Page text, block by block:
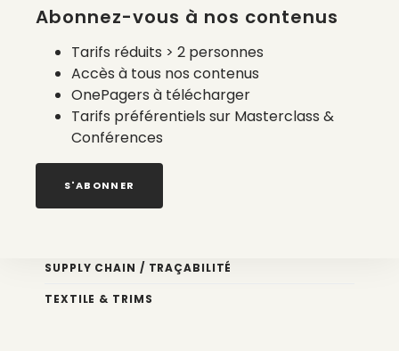
Éco conception
SUPPLY CHAIN / TRAÇABILITÉ
TEXTILE & TRIMS
Abonnez-vous à nos contenus
Tarifs réduits > 2 personnes
Accès à tous nos contenus
OnePagers à télécharger
Tarifs préférentiels sur Masterclass &
Conférences
S'ABONNER